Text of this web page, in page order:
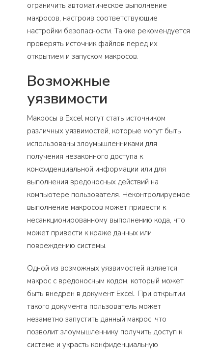
ограничить автоматическое выполнение
макросов, настроив соответствующие
настройки безопасности. Также рекомендуется
проверять источник файлов перед их
открытием и запуском макросов.
Возможные
уязвимости
Макросы в Excel могут стать источником
различных уязвимостей, которые могут быть
использованы злоумышленниками для
получения незаконного доступа к
конфиденциальной информации или для
выполнения вредоносных действий на
компьютере пользователя. Неконтролируемое
выполнение макросов может привести к
несанкционированному выполнению кода, что
может привести к краже данных или
повреждению системы.
Одной из возможных уязвимостей является
макрос с вредоносным кодом, который может
быть внедрен в документ Excel. При открытии
такого документа пользователь может
незаметно запустить данный макрос, что
позволит злоумышленнику получить доступ к
системе и украсть конфиденциальную